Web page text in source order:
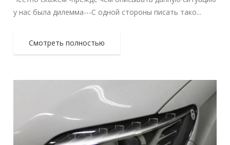
у нас была дилемма---С одной стороны писать тако...
Смотреть полностью